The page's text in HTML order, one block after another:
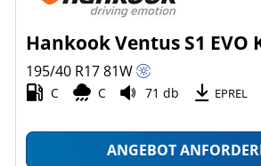
Hankook Ventus S1 EVO
195/40 R1781W
C C 71 db EPREL
ANGEBOT